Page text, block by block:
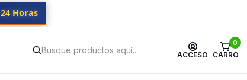
ACCESO
0
CARRO
24 Horas